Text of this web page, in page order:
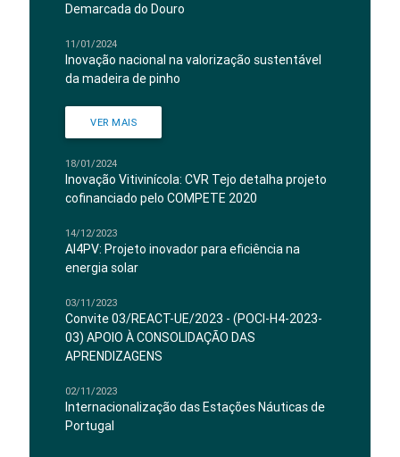
Demarcada do Douro
11/01/2024
Inovação nacional na valorização sustentável
da madeira de pinho
VER MAIS
18/01/2024
Inovação Vitivinícola: CVR Tejo detalha projeto
cofinanciado pelo COMPETE 2020
14/12/2023
AI4PV: Projeto inovador para eficiência na
energia solar
03/11/2023
Convite 03/REACT-UE/2023 - (POCI-H4-2023-
03) APOIO À CONSOLIDAÇÃO DAS
APRENDIZAGENS
02/11/2023
Internacionalização das Estações Náuticas de
Portugal